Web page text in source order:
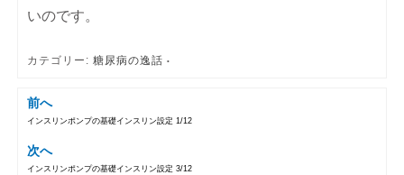
いのです。
カテゴリー: 糖尿病の逸話
前へ
インスリンポンプの基礎インスリン設定 1/12
次へ
インスリンポンプの基礎インスリン設定 3/12